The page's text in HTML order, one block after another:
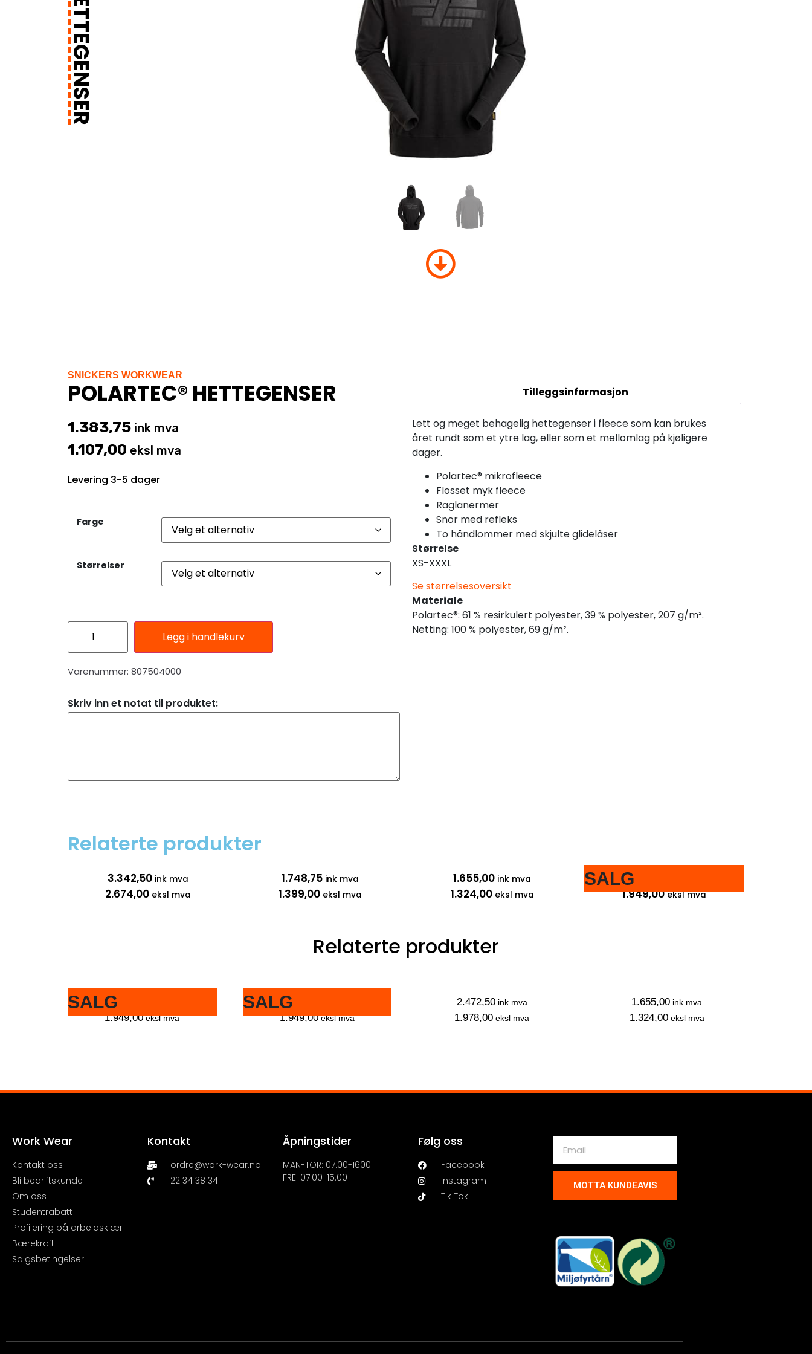
SNICKERS WORKWEAR
POLARTEC® HETTEGENSER
1.383,75 ink mva
1.107,00 eksl mva
Levering 3-5 dager
Farge
Størrelser
Legg i handlekurv
Varenummer: 807504000
Skriv inn et notat til produktet:
Tilleggsinformasjon
Lett og meget behagelig hettegenser i fleece som kan brukes
året rundt som et ytre lag, eller som et mellomlag på kjøligere
dager.
Polartec® mikrofleece
Flosset myk fleece
Raglanermer
Snor med refleks
To håndlommer med skjulte glidelåser
Størrelse
XS-XXXL
Se størrelsesoversikt
Materiale
Polartec®: 61 % resirkulert polyester, 39 % polyester, 207 g/m².
Netting: 100 % polyester, 69 g/m².
Relaterte produkter
3.342,50ink mva
2.674,00eksl mva
1.748,75ink mva
1.399,00eksl mva
1.655,00 ink mva
1.324,00eksl mva
SALG2.436,25
1.949,00eksl mva
Relaterte produkter
SALG2.436,25
1.949,00eksl mva
SALG2.436,25
1.949,00eksl mva
2.472,50ink mva
1.978,00 eksl mva
1.655,00 ink mva
1.324,00eksl mva
Work Wear
Kontakt oss
Bli bedriftskunde
Om oss
Studentrabatt
Profilering på arbeidsklær
Bærekraft
Salgsbetingelser
Kontakt
ordre@work-wear.no
22 34 38 34
Åpningstider
MAN-TOR: 07.00-1600
FRE: 07.00-15.00
Følg oss
Facebook
Instagram
Tik Tok
MOTTA KUNDEAVIS